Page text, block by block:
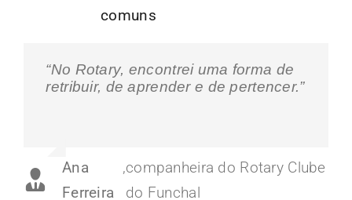
comuns
“No Rotary, encontrei uma forma de
retribuir, de aprender e de pertencer.”
Ana
Ferreira
,companheira do Rotary Clube
do Funchal